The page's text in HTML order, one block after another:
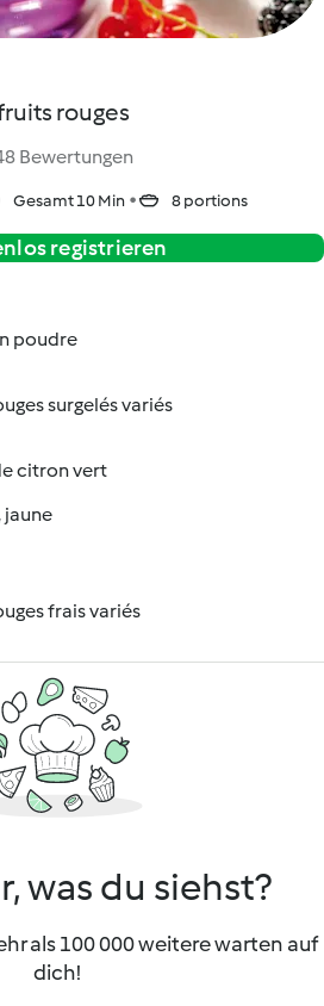
rouges
Bewertungen
Gesamt 10 Min 8 portions
registrieren
poudre
surgelés variés
citron vert
jaune
frais variés
was du siehst?
als 100 000 weitere warten auf
dich!